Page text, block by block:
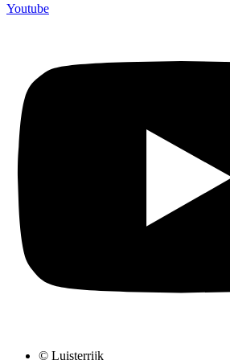
Youtube
© Luisterrijk